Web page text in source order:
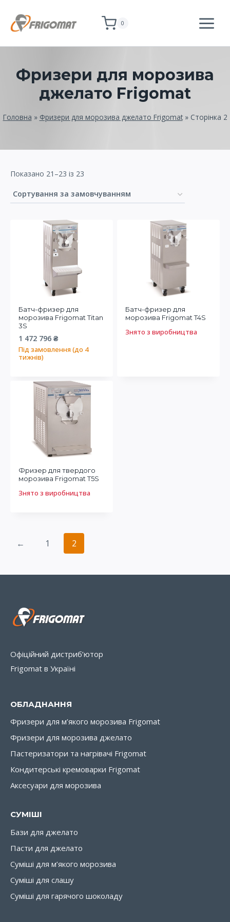
0
Фризери для морозива
джелато Frigomat
Головна » Фризери для морозива джелато Frigomat» Сторінка 2
Показано 21–23 із 23
Батч-фризер для
морозива Frigomat Titan
3S
1 472 796 ₴
Під замовлення (до 4
тижнів)
Батч-фризер для
морозива Frigomat T4S
Знято з виробництва
Фризер для твердого
морозива Frigomat T5S
Знято з виробництва
← 1 2
Офіційний дистриб’ютор
Frigomat в Україні
ОБЛАДНАННЯ
Фризери для м’якого морозива Frigomat
Фризери для морозива джелато
Пастеризатори та нагрівачі Frigomat
Кондитерські кремоварки Frigomat
Аксесуари для морозива
СУМІШІ
Бази для джелато
Пасти для джелато
Суміші для м’якого морозива
Суміші для слашу
Суміші для гарячого шоколаду